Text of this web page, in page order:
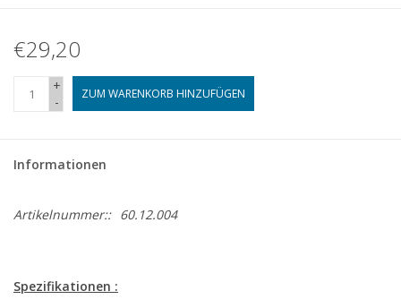
€29,20
+
-
ZUM WARENKORB HINZUFÜGEN
Informationen
Artikelnummer:: 60.12.004
Spezifikationen :